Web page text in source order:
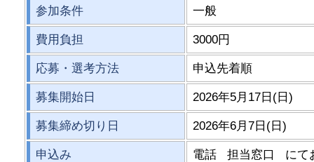
参加条件 一般
費用負担 3000円
応募・選考方法 申込先着順
募集開始日 2026年5月17日(日)
募集締め切り日 2026年6月7日(日)
申込み 電話 担当窓口 にて